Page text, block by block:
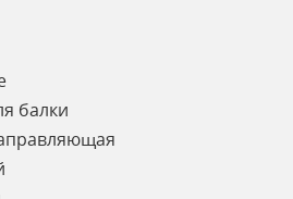
балки